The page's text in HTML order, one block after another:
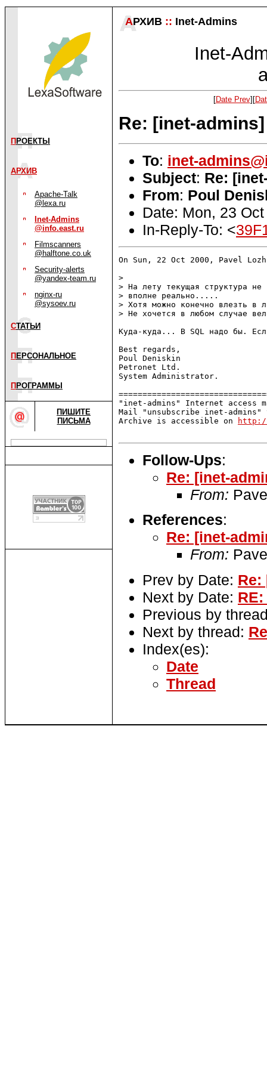
П РОЕКТЫ
АРХИВ
Apache-Talk
@lexa.ru
Inet-Admins
@info.east.ru
Filmscanners
@halftone.co.uk
Security-alerts
@yandex-team.ru
nginx-ru
@sysoev.ru
СТАТЬИ
П ЕРСОНАЛЬНОЕ
П РОГРАММЫ
ПИШИТЕ
ПИСЬМА
АРХИВ :: Inet-Admins
Inet-
[Date Prev][
Re: [inet-
To: inet-
Subject: Re:
From: Poul
Date: Mon, 23
In-Reply-To: <
On Sun, 22 Oct 2000, Pavel
>
> На лету текущая структура
> вполне реально.....
> Хотя можно конечно влезть в
> Не хочется в любом случае
Куда-куда... В SQL надо бы.
Best regards,
Poul Deniskin
Petronet Ltd.
System Administrator.
"inet-admins" Internet access
Mail "unsubscribe inet-
Archive is accessible on
Follow-Ups:
Re: [inet-
From:
References:
Re: [inet-
From:
Prev by Date: Re:
Next by Date:
Previous by
Next by thread:
Index(es):
Date
Thread